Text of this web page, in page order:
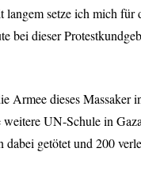
langem setze ich mich für
bei dieser
Armee dieses Massaker
UN-Schule in
getötet und 200